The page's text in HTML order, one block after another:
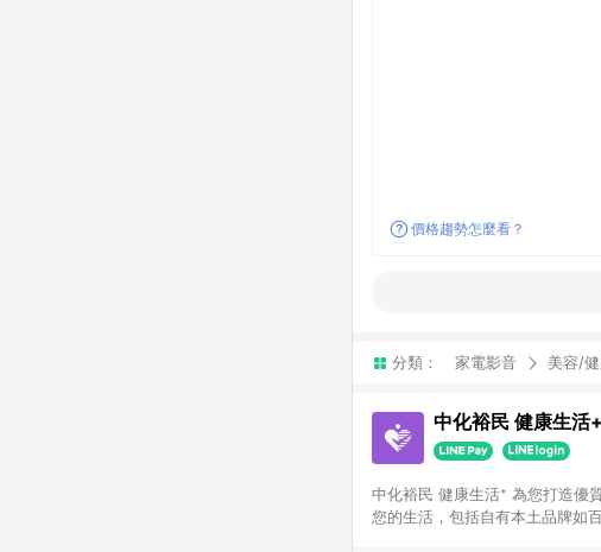
價格趨勢怎麼看？
分類： 家電影音 美容/
中化裕民 健康生活+
中化裕民 健康生活⁺ 為您打造優質健康生活！ 為滿足眾多注重健康及生活品質的消費
您的生活，包括自有本土品牌如